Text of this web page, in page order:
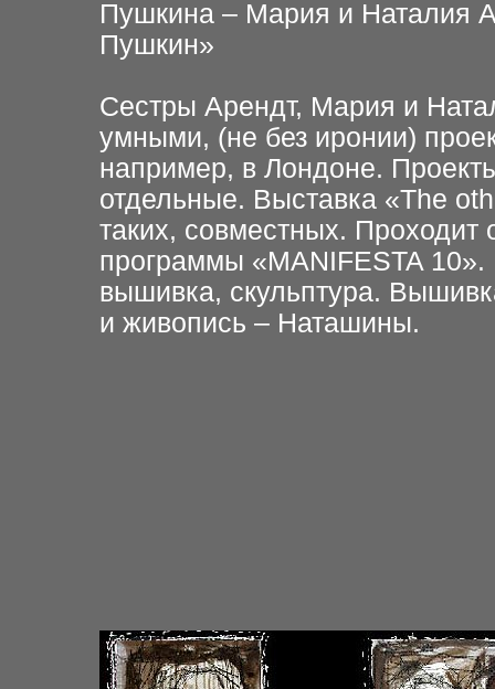
Пушкина – Мария и Наталия
Пушкин»
Сестры Арендт, Мария и
умными, (не без иронии)
например, в Лондоне.
отдельные. Выставка «The
таких, совместных.
программы «MANIFESTA
вышивка, скульптура.
и живопись – Наташины.